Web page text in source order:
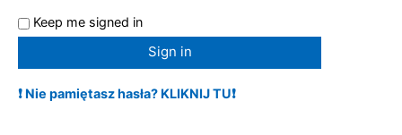
Keep me signed in
Sign in
❗ Nie pamiętasz hasła? KLIKNIJ TU❗